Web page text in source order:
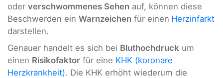
oder verschwommenes Sehen auf, können diese
Beschwerden ein Warnzeichen für einen Herzinfarkt
darstellen.
Genauer handelt es sich bei Bluthochdruck um
einen Risikofaktor für eine KHK (koronare
Herzkrankheit). Die KHK erhöht wiederum die